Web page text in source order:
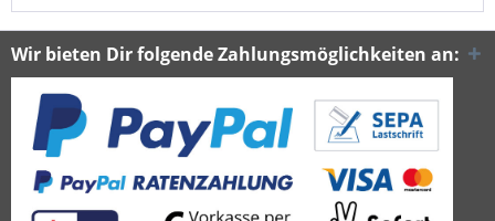
Wir bieten Dir folgende Zahlungsmöglichkeiten an: